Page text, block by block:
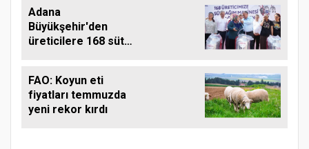
Adana
Büyükşehir'den
üreticilere 168 süt
FAO: Koyun eti
fiyatları temmuzda
yeni rekor kırdı